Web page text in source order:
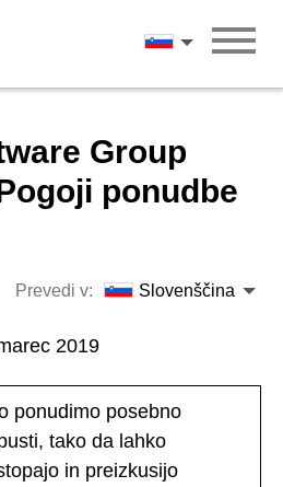
Slovenščina
Group
ponudbe
Prevedi v: Slovenščina
2019
ponudimo posebno
tako da lahko
in preizkusijo